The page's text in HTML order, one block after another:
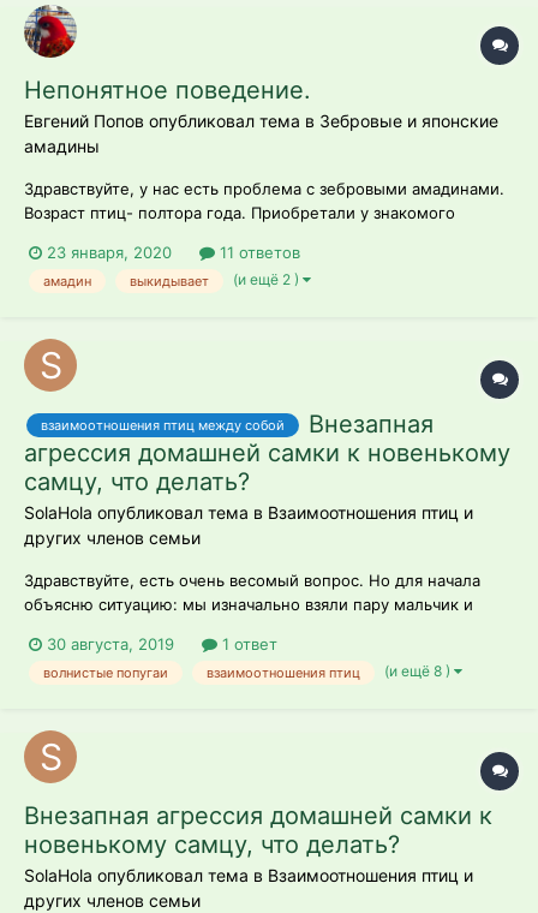
Непонятное поведение.
Евгений Попов опубликовал тема в Зебровые и японские
амадины
Здравствуйте, у нас есть проблема с зебровыми амадинами.
Возраст птиц- полтора года. Приобретали у знакомого
Раз в месяц, амадина откладывает 1-2 яйца, сидит на них
день-два, а потом выбрасывает. Через месяц происходит
23 января, 2020 11 ответов
амадин выкидывает (и ещё 2 )
взаимоотношения птиц между собой
Внезапная
агрессия домашней самки к новенькому
самцу, что делать?
SolaHola опубликовал тема в Взаимоотношения птиц и
других членов семьи
Здравствуйте, есть очень весомый вопрос. Но для начала
объясню ситуацию: мы изначально взяли пару мальчик и
поэтому взяли третьего мальчика. Девочка буквально в тот
же день видимо не взлюбила его или что, но скорее всего
30 августа, 2019 1 ответ
волнистые попугаи взаимоотношения птиц (и ещё 8 )
Внезапная агрессия домашней самки к
новенькому самцу, что делать?
SolaHola опубликовал тема в Взаимоотношения птиц и
других членов семьи